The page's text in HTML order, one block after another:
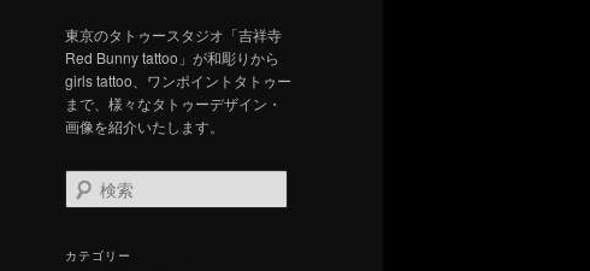
東京のタトゥースタジオ「吉祥寺
Red Bunny tattoo」が和彫りから
girls tattoo、ワンポイントタトゥー
まで、様々なタトゥーデザイン・
画像を紹介いたします。
検
索
カテゴリー